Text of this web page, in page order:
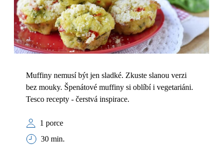
Muffiny nemusí být jen sladké. Zkuste slanou verzi
bez mouky. Špenátové muffiny si oblíbí i vegetariáni.
Tesco recepty - čerstvá inspirace.
1 porce
30 min.